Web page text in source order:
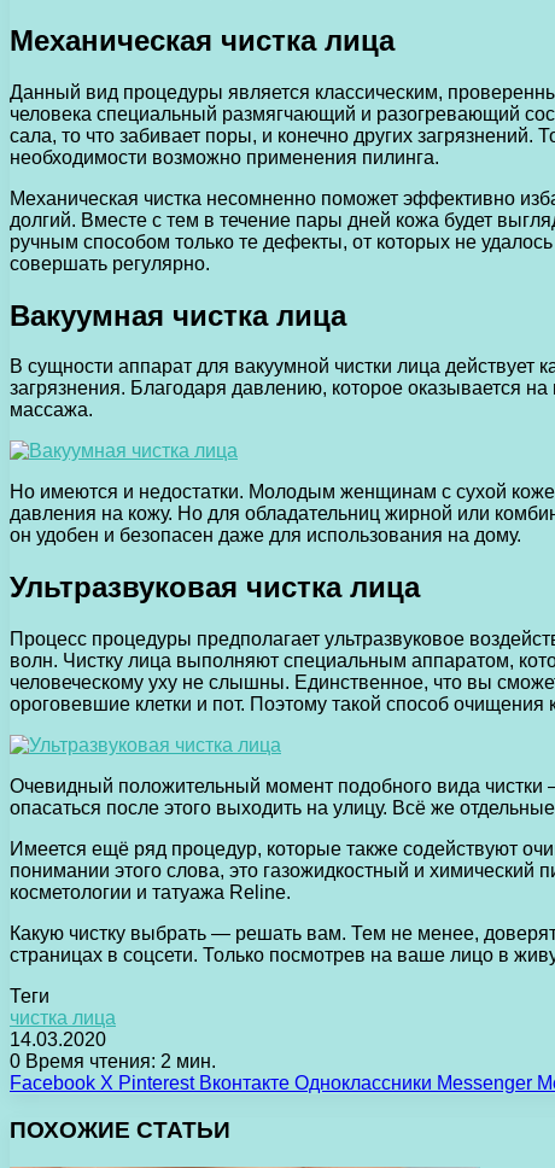
Механическая чистка лица
Данный вид процедуры является классическим,
человека специальный размягчающий и разогревающий
сала, то что забивает поры, и конечно других
необходимости возможно применения пилинга.
Механическая чистка несомненно поможет эффективно
долгий. Вместе с тем в течение пары дней кожа будет
ручным способом только те дефекты, от которых не
совершать регулярно.
Вакуумная чистка лица
В сущности аппарат для вакуумной чистки лица
загрязнения. Благодаря давлению, которое оказывается
массажа.
Но имеются и недостатки. Молодым женщинам с сухой
давления на кожу. Но для обладательниц жирной или
он удобен и безопасен даже для использования на дому.
Ультразвуковая чистка лица
Процесс процедуры предполагает ультразвуковое
волн. Чистку лица выполняют специальным аппаратом,
человеческому уху не слышны. Единственное, что вы
ороговевшие клетки и пот. Поэтому такой способ
Очевидный положительный момент подобного вида
опасаться после этого выходить на улицу. Всё же
Имеется ещё ряд процедур, которые также содействуют
понимании этого слова, это газожидкостный и химический
косметологии и татуажа Reline.
Какую чистку выбрать — решать вам. Тем не менее,
страницах в соцсети. Только посмотрев на ваше лицо в
Теги
чистка лица
14.03.2020
0 Время чтения: 2 мин.
Facebook X Pinterest Вконтакте Одноклассники Messenger
ПОХОЖИЕ СТАТЬИ